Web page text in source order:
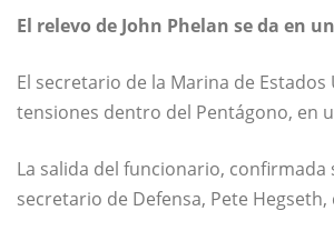
El relevo de John Phelan se da en
El secretario de la Marina de Estados
tensiones dentro del Pentágono, en
La salida del funcionario,
secretario de Defensa, Pete Hegseth,